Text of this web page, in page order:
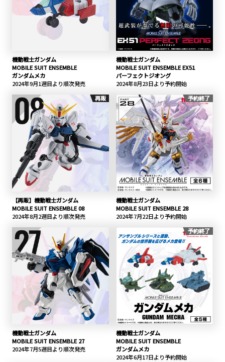
機動戦士ガンダム
MOBILE SUIT ENSEMBLE
ガンダムメカ
2024年9月1週目より順次発売
機動戦士ガンダム
MOBILE SUIT ENSEMBLE EX51
パーフェクトジオング
2024年8月23日より予約開始
再販
【再販】機動戦士ガンダム
MOBILE SUIT ENSEMBLE 08
2024年8月2週目より順次発売
予約終了
機動戦士ガンダム
MOBILE SUIT ENSEMBLE 28
2024年7月22日より予約開始
機動戦士ガンダム
MOBILE SUIT ENSEMBLE 27
2024年7月5週目より順次発売
予約終了
機動戦士ガンダム
MOBILE SUIT ENSEMBLE
ガンダムメカ
2024年6月17日より予約開始